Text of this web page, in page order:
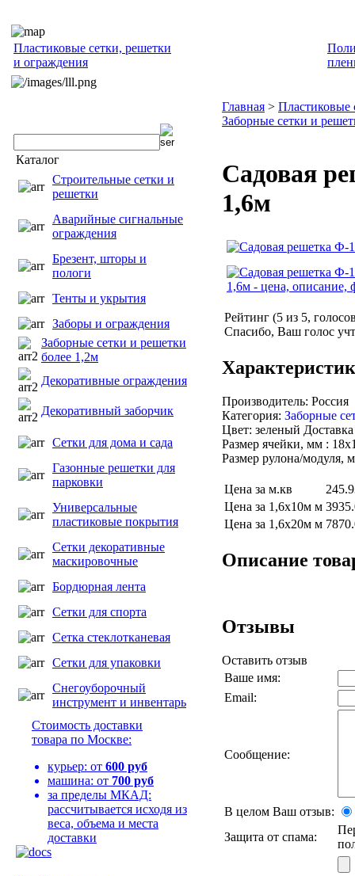
Пластиковые сетки, решетки
и ограждения
Каталог
Строительные сетки и
решетки
Аварийные сигнальные
ограждения
Брезент, шторы и
пологи
Тенты и укрытия
Заборы и ограждения
Заборные сетки и решетки
более 1,2м
Декоративные ограждения
Декоративный заборчик
Сетки для дома и сада
Газонные решетки для
парковки
Универсальные
пластиковые покрытия
Сетки декоративные
маскировочные
Бордюрная лента
Сетки для спорта
Сетка стеклотканевая
Сетки для упаковки
Снегоуборочный
инструмент и инвентарь
Стоимость доставки
товара по Москве:
курьер: от 600 руб
машина: от 700 руб
за пределы МКАД:
рассчитывается исходя из
веса, объема и места
доставки
Главная > Пластиковые
Заборные сетки и
Садовая
1,6м
Рейтинг (5 из 5,
Спасибо, Ваш голос
Производитель: Россия
Категория: Заборные
Цвет: зеленый
Размер ячейки, мм :
Размер рулона/модуля,
Цена за м.кв
Цена за 1,6x10м м
Цена за 1,6x20м м
Описание
Отзывы
Оставить отзыв
Ваше имя:
Email:
Сообщение:
В целом Ваш отзыв:
Защита от спама: